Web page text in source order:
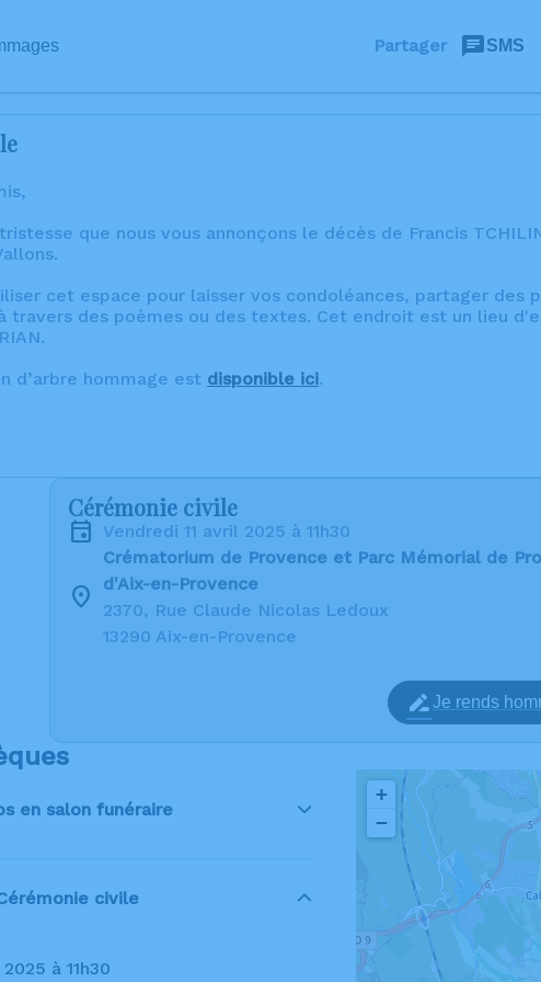
Partager SMS
que nous vous annonçons le décès de Francis
cet espace pour laisser vos condoléances, partager des
travers des poèmes ou des textes. Cet endroit est un lieu
d’arbre hommage est disponible ici.
Cérémonie civile
vendredi 11 avril 2025 à 11h30
Crématorium de Provence et Parc Mémorial de
d'Aix-en-Provence
2370, Rue Claude Nicolas Ledoux
13290 Aix-en-Provence
Je rends
en salon funéraire
civile
2025 à 11h30
+
−